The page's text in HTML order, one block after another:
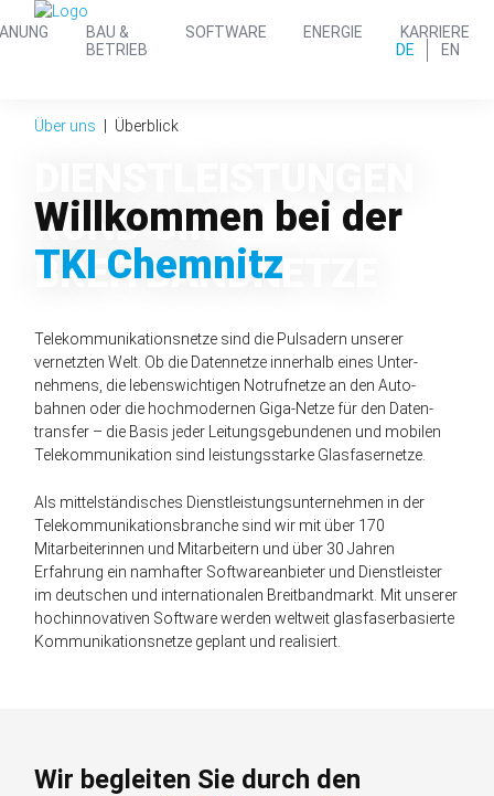
DE EN
BAU &
BETRIEB
SOFTWARE ENERGIE KARRIERE
RUND UM
BREIT­BAND­NETZE
Über uns Überblick
Willkommen bei der
TKI Chemnitz
Telekommunikations­netze sind die Puls­adern unserer
vernetzten Welt. Ob die Daten­netze innerhalb eines Unter­
nehmens, die lebens­wichtigen Not­ruf­netze an den Auto­
bahnen oder die hoch­modernen Giga-Netze für den Daten­
transfer – die Basis jeder Leitungsgebundenen und mobilen
Tele­kommunikation sind leistungsstarke Glasfaser­netze.
Als mittel­ständisches Dienst­leistungs­unternehmen in der
Tele­kommunikations­branche sind wir mit über 170
Mitarbeiter­innen und Mitarbeitern und über 30 Jahren
Erfahrung ein namhafter Softwareanbieter und Dienstleister
im deutschen und internationalen Breit­band­markt. Mit unserer
hoch­innovativen Software werden weltweit glas­faser­basierte
Kommunikations­netze geplant und realisiert.
Wir begleiten Sie durch den